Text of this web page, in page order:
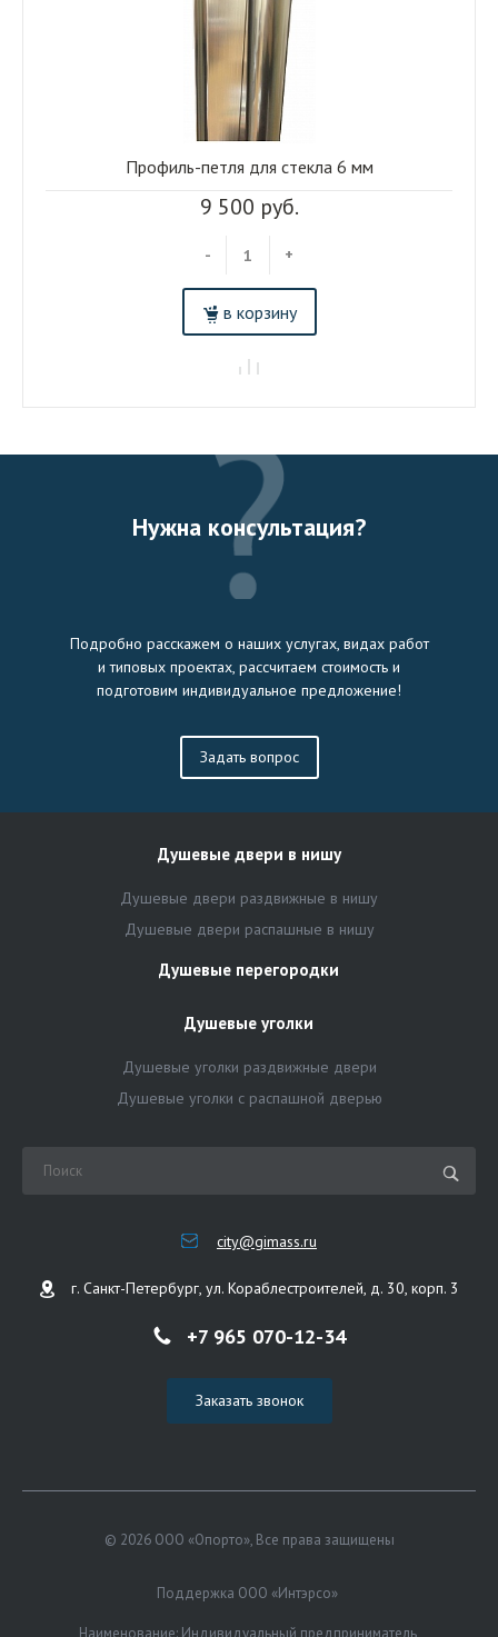
9 500 руб.
- +
в корзину
Профиль-петля для стекла 6 мм
Нужна консультация?
Подробно расскажем о наших услугах, видах работ
и типовых проектах, рассчитаем стоимость и
подготовим индивидуальное предложение!
Задать вопрос
Душевые двери в нишу
Душевые двери раздвижные в нишу
Душевые двери распашные в нишу
Душевые перегородки
Душевые уголки
Душевые уголки раздвижные двери
Душевые уголки с распашной дверью
city@gimass.ru
г. Санкт-Петербург, ул. Кораблестроителей, д. 30, корп. 3
+7 965 070-12-34
Заказать звонок
© 2026 ООО «Опорто», Все права защищены
Поддержка ООО «Интэрсо»
Наименование: Индивидуальный предприниматель